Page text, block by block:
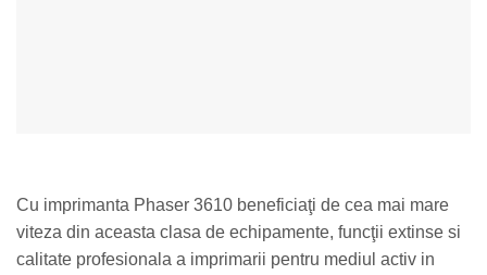
Cu imprimanta Phaser 3610 beneficiaţi de cea mai mare
viteza din aceasta clasa de echipamente, funcţii extinse si
calitate profesionala a imprimarii pentru mediul activ in